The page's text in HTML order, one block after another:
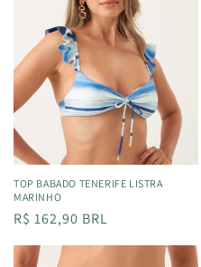
TOP BABADO TENERIFE LISTRA
MARINHO
Preço
R$ 162,90 BRL